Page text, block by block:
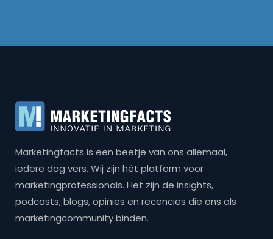
Marketingfacts is een beetje van ons allemaal,
iedere dag vers. Wij zijn hét platform voor
marketingprofessionals. Het zijn de insights,
podcasts, blogs, opinies en recencies die ons als
marketingcommunity binden.